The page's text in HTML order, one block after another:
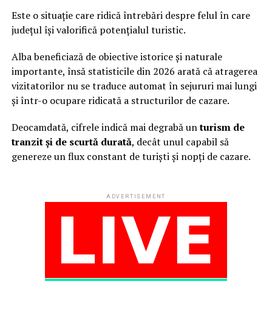
Este o situație care ridică întrebări despre felul în care
județul își valorifică potențialul turistic.
Alba beneficiază de obiective istorice și naturale
importante, însă statisticile din 2026 arată că atragerea
vizitatorilor nu se traduce automat în sejururi mai lungi
și într-o ocupare ridicată a structurilor de cazare.
Deocamdată, cifrele indică mai degrabă unturism de
tranzit și de scurtă durată, decât unul capabil să
genereze un flux constant de turiști și nopți de cazare.
ADVERTISEMENT